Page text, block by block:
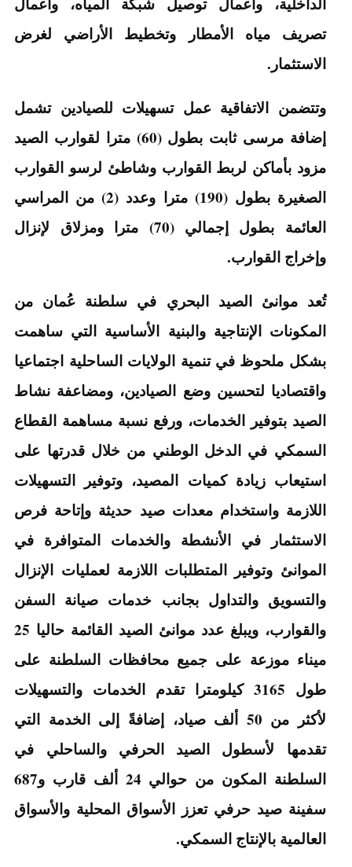
تصريف مياه الأمطار وتخطيط الأراضي لغرض
الاستثمار.
وتتضمن الاتفاقية عمل تسهيلات للصيادين تشمل
إضافة مرسى ثابت بطول (60) مترا لقوارب الصيد
مزود بأماكن لربط القوارب وشاطئ لرسو القوارب
الصغيرة بطول (190) مترا وعدد (2) من المراسي
العائمة بطول إجمالي (70) مترا ومزلاق لإنزال
وإخراج القوارب.
تُعد موانئ الصيد البحري في سلطنة عُمان من
المكونات الإنتاجية والبنية الأساسية التي ساهمت
بشكل ملحوظ في تنمية الولايات الساحلية اجتماعيا
واقتصاديا لتحسين وضع الصيادين، ومضاعفة نشاط
الصيد بتوفير الخدمات، ورفع نسبة مساهمة القطاع
السمكي في الدخل الوطني من خلال قدرتها على
استيعاب زيادة كميات المصيد، وتوفير التسهيلات
اللازمة واستخدام معدات صيد حديثة وإتاحة فرص
الاستثمار في الأنشطة والخدمات المتوافرة في
الموانئ وتوفير المتطلبات اللازمة لعمليات الإنزال
والتسويق والتداول بجانب خدمات صيانة السفن
والقوارب، ويبلغ عدد موانئ الصيد القائمة حاليا 25
ميناء موزعة على جميع محافظات السلطنة على
طول 3165 كيلومترا تقدم الخدمات والتسهيلات
لأكثر من 50 ألف صياد، إضافةً إلى الخدمة التي
تقدمها لأسطول الصيد الحرفي والساحلي في
السلطنة المكون من حوالي 24 ألف قارب و687
سفينة صيد حرفي تعزز الأسواق المحلية والأسواق
العالمية بالإنتاج السمكي.